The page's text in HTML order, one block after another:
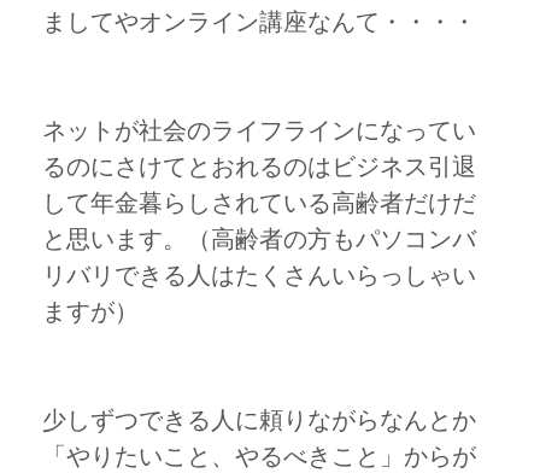
ましてやオンライン講座なんて・・・・
ネットが社会のライフラインになってい
るのにさけてとおれるのはビジネス引退
して年金暮らしされている高齢者だけだ
と思います。（高齢者の方もパソコンバ
リバリできる人はたくさんいらっしゃい
ますが）
少しずつできる人に頼りながらなんとか
「やりたいこと、やるべきこと」からが